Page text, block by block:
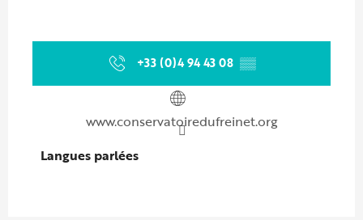
+33 (0)4 94 43 08 ▒▒
www.conservatoiredufreinet.org
Langues parlées
Langues parlées